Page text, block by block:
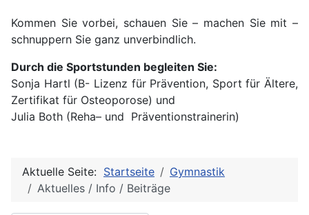
Kommen Sie vorbei, schauen Sie – machen Sie mit –
schnuppern Sie ganz unverbindlich.
Durch die Sportstunden begleiten Sie:
Sonja Hartl (B- Lizenz für Prävention, Sport für Ältere,
Zertifikat für Osteoporose) und
Julia Both (Reha– und Präventionstrainerin)
Aktuelle Seite: Startseite
Gymnastik
Aktuelles / Info / Beiträge